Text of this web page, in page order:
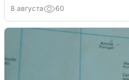
8 августа 60